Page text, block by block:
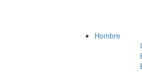
Hombre